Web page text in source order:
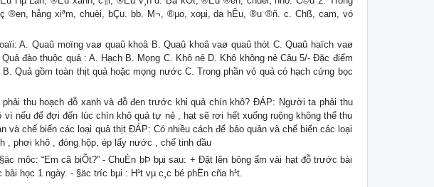
®en, hång xiªm, chuèi, bÇu. bb. M¬, ®µo, xoµi, da hÊu, ®u ®ñ. c. Chß, cam, vó
A. Quaû moïng vaø quaû khoâ B. Quaû khoâ vaø quaû thòt C. Quaû haïch vaø
đào thuộc quả : A. Hạch B. Mọng C. Khô nẻ D. Khô không nẻ Câu 5/- Đặc điểm
Quả gồm toàn thịt quả hoặc mọng nước C. Trong phần vỏ quả có hạch cứng bọc
thu hoạch đỗ xanh và đỗ đen trước khi quả chín khô? ĐÁP: Người ta phải thu
nếu để đợi đến lúc chín khô quả tự nẻ , hạt sẽ rơi hết xuống ruộng không thể thu
và chế biến các loại quả thịt ĐÁP: Có nhiều cách để bảo quản và chế biến các loại
, phơi khô , đóng hộp, ép lấy nước , chế tinh dầu
môc: “Em cã biÕt?” - ChuÈn bÞ bµi sau: + Đặt lên bông ẩm vài hạt đỗ trước bài
học 1 ngày. - §äc tríc bµi : H¹t vµ c¸c bé phËn cña h¹t.